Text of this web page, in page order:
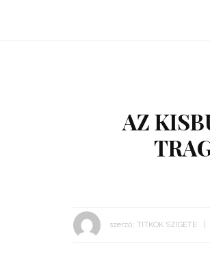
AZ
szerző: TITKOK SZIGETE